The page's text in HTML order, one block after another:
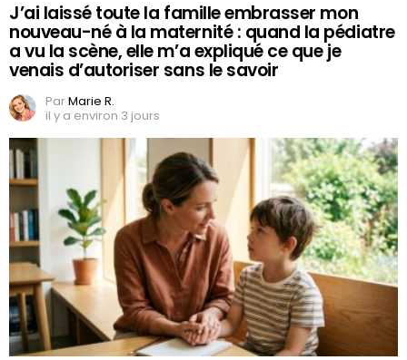
J’ai laissé toute la famille embrasser mon
nouveau-né à la maternité : quand la pédiatre
a vu la scène, elle m’a expliqué ce que je
venais d’autoriser sans le savoir
ParMarie R.
il y a environ 3 jours